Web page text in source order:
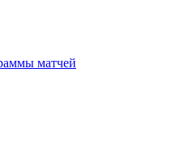
матчей